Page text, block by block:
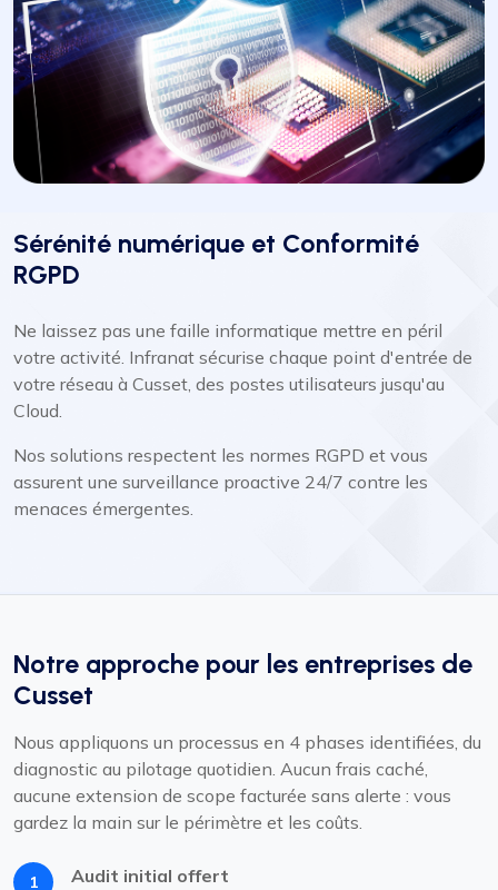
Sérénité numérique et Conformité
RGPD
Ne laissez pas une faille informatique mettre en péril
votre activité. Infranat sécurise chaque point d'entrée de
votre réseau à Cusset, des postes utilisateurs jusqu'au
Cloud.
Nos solutions respectent les normes RGPD et vous
assurent une surveillance proactive 24/7 contre les
menaces émergentes.
Notre approche pour les entreprises de
Cusset
Nous appliquons un processus en 4 phases identifiées, du
diagnostic au pilotage quotidien. Aucun frais caché,
aucune extension de scope facturée sans alerte : vous
gardez la main sur le périmètre et les coûts.
1 Audit initial offert